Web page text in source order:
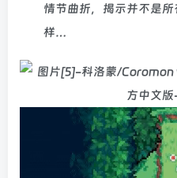
情节曲折，揭示并不是
样…